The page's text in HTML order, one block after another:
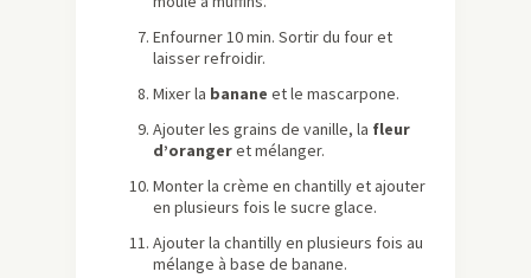
Enfourner 10 min. Sortir du four et
laisser refroidir.
Mixer la banane et le mascarpone.
Ajouter les grains de vanille, la fleur
d’orangeret mélanger.
Monter la crème en chantilly et ajouter
en plusieurs fois le sucre glace.
Ajouter la chantilly en plusieurs fois au
mélange à base de banane.